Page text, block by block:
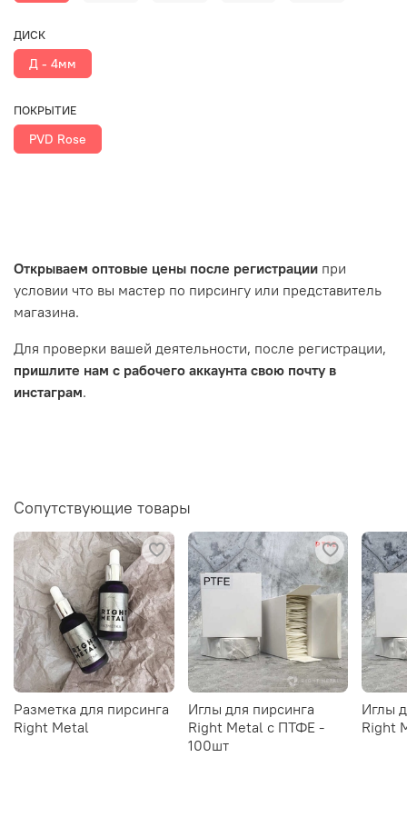
ДИСК
Д - 4мм
ПОКРЫТИЕ
PVD Rose
Открываем оптовые цены после регистрации при
условии что вы мастер по пирсингу или представитель
магазина.
Для проверки вашей деятельности, после регистрации,
пришлите нам с рабочего аккаунта свою почту в
инстаграм.
Сопутствующие товары
Разметка для пирсинга
Right Metal
Иглы для пирсинга
Right Metal c ПТФЕ -
100шт
Иглы
Right